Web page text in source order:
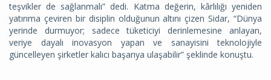
teşvikler de sağlanmalı” dedi. Katma değerin, kârlılığı yeniden
yatırıma çeviren bir disiplin olduğunun altını çizen Sidar, “Dünya
yerinde durmuyor; sadece tüketiciyi derinlemesine anlayan,
veriye dayalı inovasyon yapan ve sanayisini teknolojiyle
güncelleyen şirketler kalıcı başarıya ulaşabilir” şeklinde konuştu.